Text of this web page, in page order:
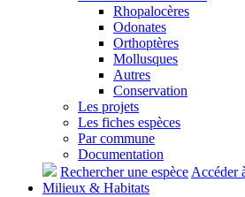
Rhopalocères
Odonates
Orthoptères
Mollusques
Autres
Conservation
Les projets
Les fiches espèces
Par commune
Documentation
Rechercher une espèce Accéder
Milieux & Habitats